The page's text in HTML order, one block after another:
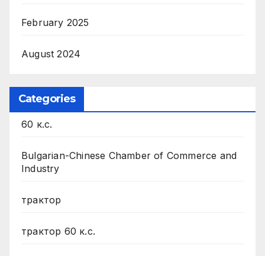
February 2025
August 2024
Categories
60 к.с.
Bulgarian-Chinese Chamber of Commerce and
Industry
трактор
трактор 60 к.с.